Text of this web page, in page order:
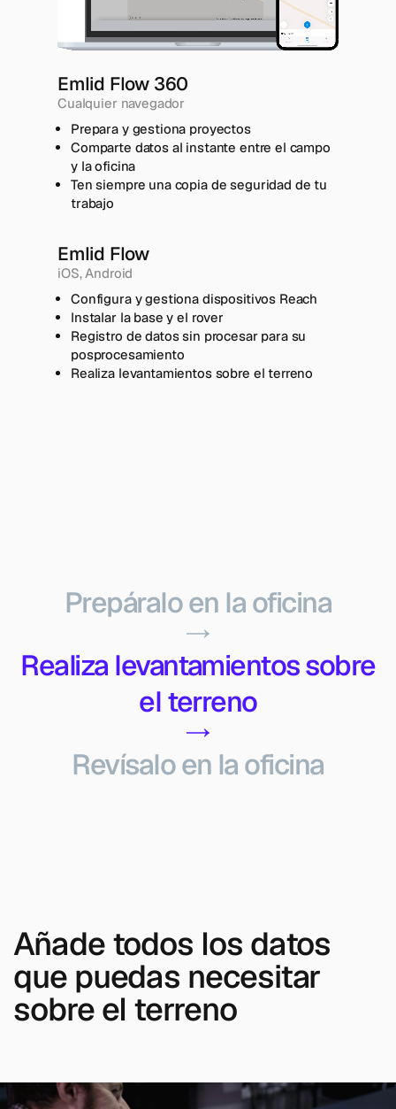
Emlid Flow 360
Cualquier navegador
Prepara y gestiona proyectos
Comparte datos al instante entre el campo
y la oficina
Ten siempre una copia de seguridad de tu
trabajo
Emlid Flow
iOS, Android
Configura y gestiona dispositivos Reach
Instalar la base y el rover
Registro de datos sin procesar para su
posprocesamiento
Realiza levantamientos sobre el terreno
Prepáralo en la oficina
Realiza levantamientos sobre
el terreno
Revísalo en la oficina
Añade todos los datos
que puedas necesitar
sobre el terreno